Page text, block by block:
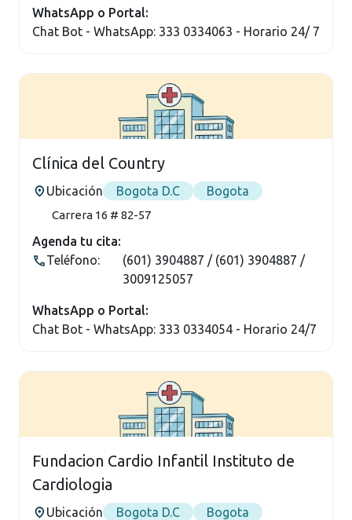
WhatsApp o Portal:
Chat Bot - WhatsApp: 333 0334063 - Horario 24/ 7
Clínica del Country
Ubicación Bogota D.C Bogota
Carrera 16 # 82-57
Agenda tu cita:
Teléfono:
(601) 3904887 / (601) 3904887 /
3009125057
WhatsApp o Portal:
Chat Bot - WhatsApp: 333 0334054 - Horario 24/7
Fundacion Cardio Infantil Instituto de
Cardiologia
Ubicación Bogota D.C Bogota